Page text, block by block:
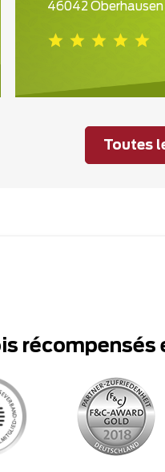
46042 Oberhausen
Toutes
récompensés